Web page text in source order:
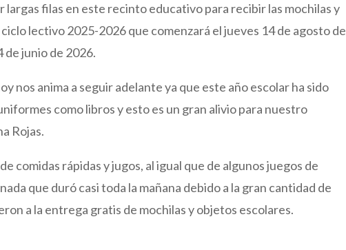
filas en este recinto educativo para recibir las mochilas y
lectivo 2025-2026 que comenzará el jueves 14 de agosto de
de junio de 2026.
nos anima a seguir adelante ya que este año escolar ha sido
como libros y esto es un gran alivio para nuestro
Rojas.
comidas rápidas y jugos, al igual que de algunos juegos de
que duró casi toda la mañana debido a la gran cantidad de
a la entrega gratis de mochilas y objetos escolares.